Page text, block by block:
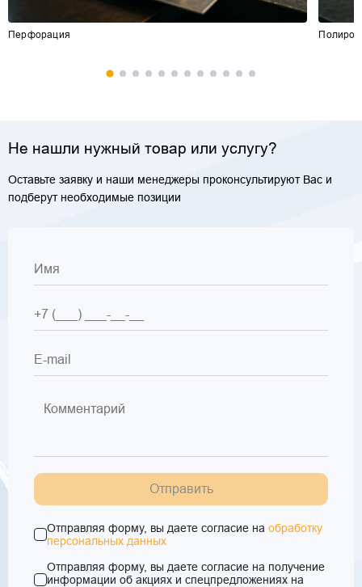
Перфорация
Не нашли нужный товар или услугу?
Оставьте заявку и наши менеджеры проконсультируют Вас и
подберут необходимые позиции
Отправить
Отправляя форму, вы даете согласие на обработку
персональных данных
Отправляя форму, вы даете согласие на получение
информации об акциях и спецпредложениях на